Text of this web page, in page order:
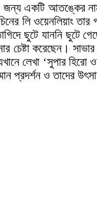
জন্য একটি আতঙ্কের
লি ওয়েনলিয়াং
ছুটে যাননি ছুটে
চেষ্টা করেছেন।
লেখা ‘সুপার হিরো
প্রদর্শন ও তাদের